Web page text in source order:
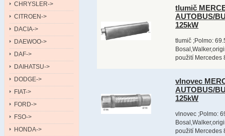
CHRYSLER->
CITROEN->
DACIA->
DAEWOO->
DAF->
DAIHATSU->
DODGE->
FIAT->
FORD->
FSO->
HONDA->
tlumič
AUTOBUS/
125kW
tlumič ;Polmo:
použití Mercedes
vlnovec
AUTOBUS/
125kW
vlnovec ;Polmo:
použití Mercedes